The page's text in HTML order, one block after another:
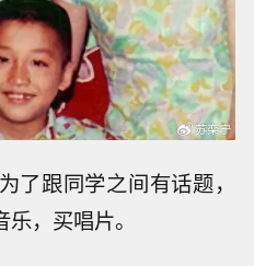
了跟同学之间有话题，
，买唱片。